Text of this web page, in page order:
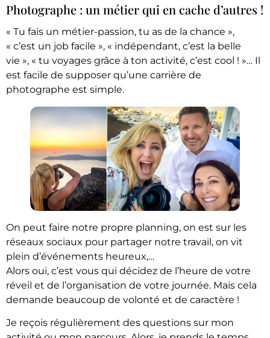
Photographe : un métier qui en cache d’autres !
« Tu fais un métier-passion, tu as de la chance »,
« c’est un job facile », « indépendant, c’est la belle
vie », « tu voyages grâce à ton activité, c’est cool ! »… Il
est facile de supposer qu’une carrière de
photographe est simple.
On peut faire notre propre planning, on est sur les
réseaux sociaux pour partager notre travail, on vit
plein d’événements heureux,…
Alors oui, c’est vous qui décidez de l’heure de votre
réveil et de l’organisation de votre journée. Mais cela
demande beaucoup de volonté et de caractère !
Je reçois régulièrement des questions sur mon